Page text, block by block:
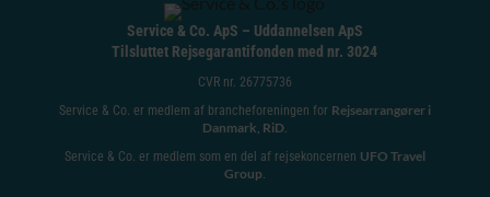
Service & Co. ApS – Uddannelsen ApS
Tilsluttet Rejsegarantifonden med nr. 3024
CVR nr. 26775736
Service & Co. er medlem af brancheforeningen for Rejsearrangører i
Danmark, RiD.
Service & Co. er medlem som en del af rejsekoncernen UFO Travel
Group